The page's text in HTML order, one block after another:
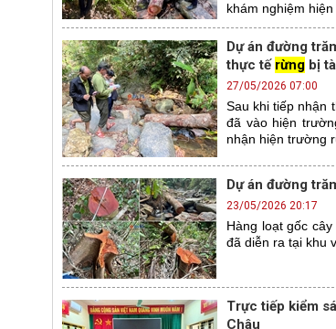
khám nghiệm
Dự án đường
thực tế rừng bị
27/05/2026 07:00
Sau khi tiếp nhận
đã vào hiện
nhận hiện trường
Dự án đường
23/05/2026 20:17
Hàng loạt gốc
đã diễn ra tại khu
Trực tiếp kiểm
Châu